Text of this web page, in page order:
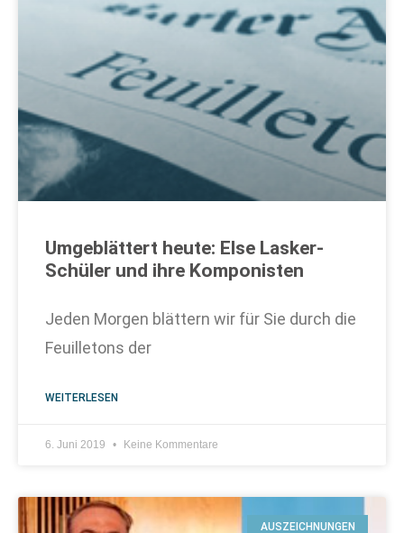
Umgeblättert heute: Else Lasker-
Schüler und ihre Komponisten
Jeden Morgen blättern wir für Sie durch die
Feuilletons der
WEITERLESEN
6. Juni 2019 Keine Kommentare
AUSZEICHNUNGEN